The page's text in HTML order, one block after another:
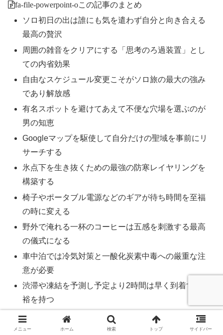
fa-file-powerpoint-oこの記事のまとめ
ソロ初日の出は誰にも気を遣わず自分と向き合える
最高の贅沢
周囲の雑音をクリアにする「思考のろ過装置」とし
ての内省効果
自由なスケジュール変更こそがソロ旅の最大の強み
であり解放感
有名スポットを避けてあえて不便な穴場を選ぶのが
男の知恵
Googleマップを駆使して自分だけの聖域を事前にリ
サーチする
氷点下を生き抜くための最強の防寒レイヤリングを
構築する
椅子やポータブル電源などのギアが待ち時間を至福
の時に変える
野外で淹れる一杯のコーヒーは五感を刺激する最高
の儀式になる
車中泊では冷気対策と一酸化炭素中毒への厳重な注
意が必要
渋滞や凍結を予測し予定より2時間は早く到着する余
裕を持つ
正常性バイアスを捨てて最悪の事態を想定した計画
を立てる
メニュー ホーム 検索 トップ サイドバー